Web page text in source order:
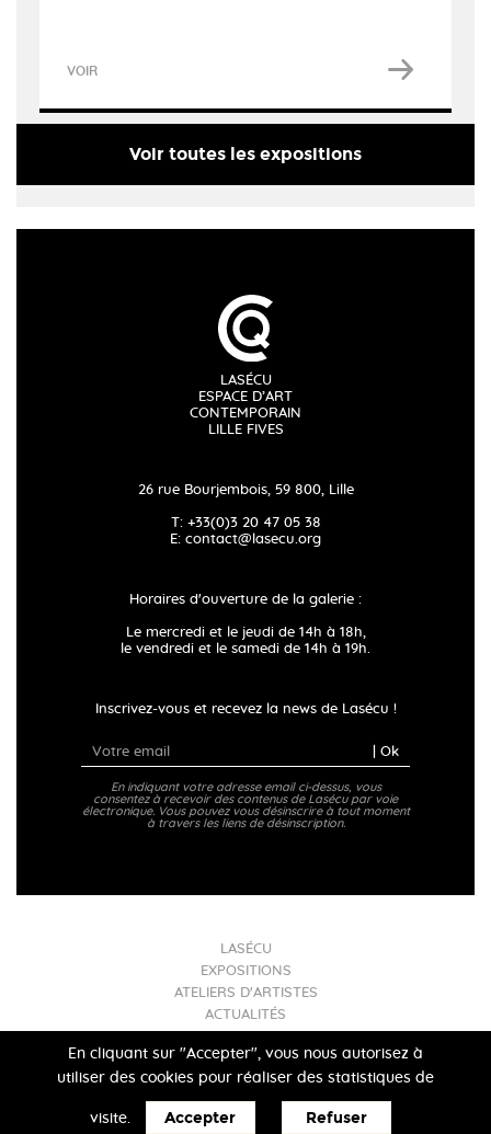
VOIR
Voir toutes les expositions
LASÉCU
ESPACE D’ART
CONTEMPORAIN
LILLE FIVES
26 rue Bourjembois, 59 800, Lille
T: +33(0)3 20 47 05 38
E: contact@lasecu.org
Horaires d'ouverture de la galerie :
Le mercredi et le jeudi de 14h à 18h,
le vendredi et le samedi de 14h à 19h.
Inscrivez-vous et recevez la news de Lasécu !
| Ok
En indiquant votre adresse email ci-dessus, vous
consentez à recevoir des contenus de Lasécu par voie
électronique. Vous pouvez vous désinscrire à tout moment
à travers les liens de désinscription.
LASÉCU
EXPOSITIONS
ATELIERS D'ARTISTES
ACTUALITÉS
- Lasécu 2017
En cliquant sur "Accepter", vous nous autorisez à
utiliser des cookies pour réaliser des statistiques de
visite. Accepter Refuser